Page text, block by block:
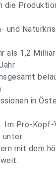
die
und
als 1,2
in
Im Pro-
unter
mit dem